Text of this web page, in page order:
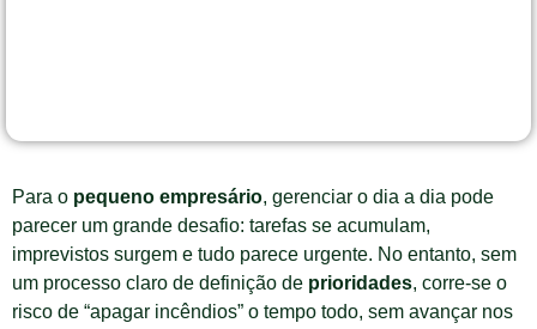
Para o pequeno empresário, gerenciar o dia a dia pode
parecer um grande desafio: tarefas se acumulam,
imprevistos surgem e tudo parece urgente. No entanto, sem
um processo claro de definição de prioridades, corre-se o
risco de “apagar incêndios” o tempo todo, sem avançar nos